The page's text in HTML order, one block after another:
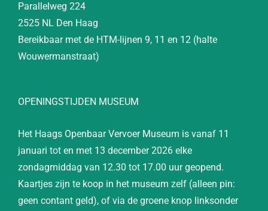
Parallelweg 224
2525 NL Den Haag
Bereikbaar met de HTM-lijnen 9, 11 en 12 (halte
Wouwermanstraat)
OPENINGSTIJDEN MUSEUM
Het Haags Openbaar Vervoer Museum is vanaf 11
januari tot en met 13 december 2026 elke
zondagmiddag van 12.30 tot 17.00 uur geopend.
Kaartjes zijn te koop in het museum zelf (alleen pin:
geen contant geld), of via de groene knop linksonder